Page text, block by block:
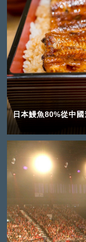
日本鰻魚80%從中